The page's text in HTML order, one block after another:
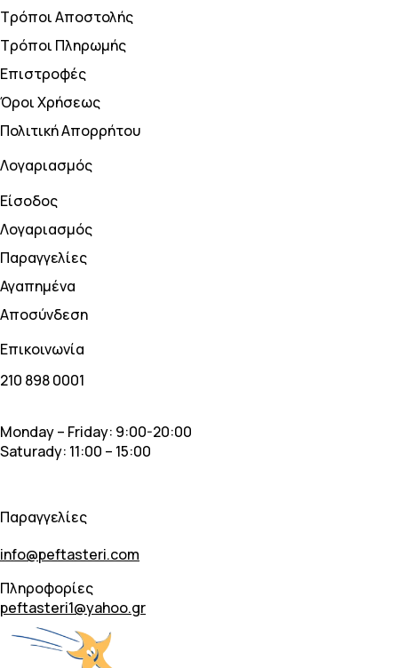
Τρόποι Αποστολής
Τρόποι Πληρωμής
Επιστροφές
Όροι Χρήσεως
Πολιτική Απορρήτου
Λογαριασμός
Είσοδος
Λογαριασμός
Παραγγελίες
Αγαπημένα
Αποσύνδεση
Επικοινωνία
210 898 0001
Monday – Friday: 9:00-20:00
Saturady: 11:00 – 15:00
Παραγγελίες
info@peftasteri.com
Πληροφορίες
peftasteri1@yahoo.gr